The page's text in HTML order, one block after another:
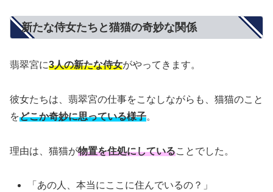
新たな侍女たちと猫猫の奇妙な関係
翡翠宮に3人の新たな侍女がやってきます。
彼女たちは、翡翠宮の仕事をこなしながらも、猫猫のこと
をどこか奇妙に思っている様子。
理由は、猫猫が物置を住処にしていることでした。
「あの人、本当にここに住んでいるの？」